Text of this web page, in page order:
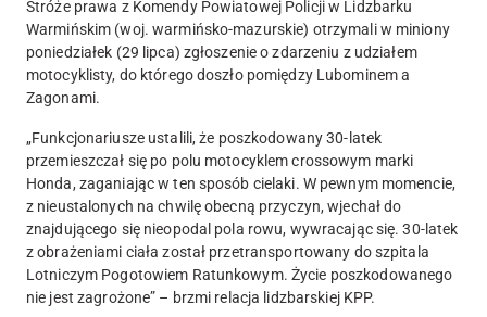
Stróże prawa z Komendy Powiatowej Policji w Lidzbarku
Warmińskim (woj. warmińsko-mazurskie) otrzymali w miniony
poniedziałek (29 lipca) zgłoszenie o zdarzeniu z udziałem
motocyklisty, do którego doszło pomiędzy Lubominem a
Zagonami.
„Funkcjonariusze ustalili, że poszkodowany 30-latek
przemieszczał się po polu motocyklem crossowym marki
Honda, zaganiając w ten sposób cielaki. W pewnym momencie,
z nieustalonych na chwilę obecną przyczyn, wjechał do
znajdującego się nieopodal pola rowu, wywracając się. 30-latek
z obrażeniami ciała został przetransportowany do szpitala
Lotniczym Pogotowiem Ratunkowym. Życie poszkodowanego
nie jest zagrożone” – brzmi relacja lidzbarskiej KPP.